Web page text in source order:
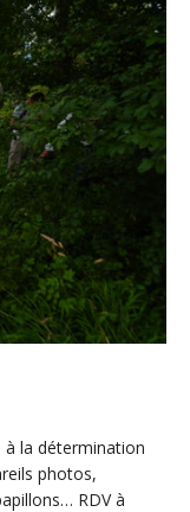
la détermination
photos,
RDV à